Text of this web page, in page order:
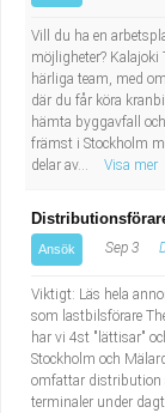
Vill du ha en
möjligheter?
härliga team, med
där du får köra
hämta byggavfall
främst i Stockholm
delar av...
Visa mer
Ansök Sep 3
Viktigt: Läs hela
som lastbilsförare
har vi 4st "lättisar"
Stockholm och
omfattar distribution
terminaler under